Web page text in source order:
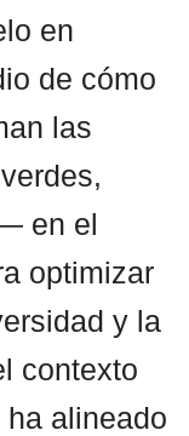
en
de cómo
las
en el
optimizar
y la
contexto
alineado